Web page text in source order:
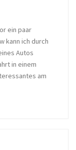
ein paar
kann ich durch
Autos
in einem
am